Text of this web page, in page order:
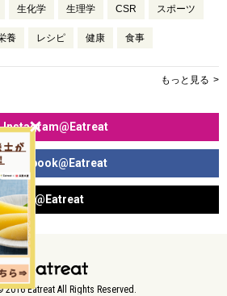
生化学 生理学 CSR スポーツ
養 レシピ 健康 食事
もっと見る
Instagram@Eatreat
Facebook@Eatreat
X@Eatreat
2016 Eatreat All Rights Reserved.